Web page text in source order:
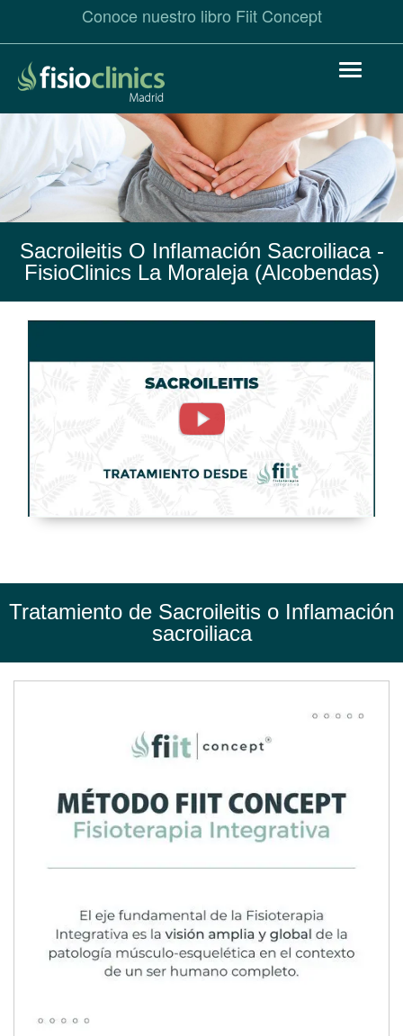
Pasar
contenido
principal
Conoce nuestro libro Fiit Concept
Toggle
Sacroileitis O Inflamación Sacroiliaca-
FisioClinics La Moraleja (Alcobendas)
Sacroileitis
o
Inflamación
Fisioterapia
Madrid
Tratamiento de Sacroileitis o Inflamación
sacroiliaca